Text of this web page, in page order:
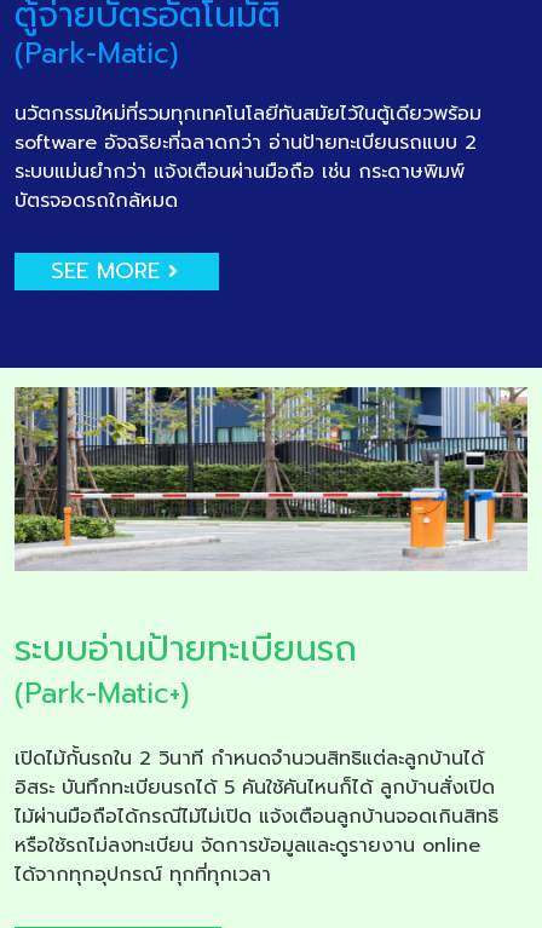
ตู้จ่ายบัตรอัตโนมัติ
(Park-Matic)
นวัตกรรมใหม่ที่รวมทุกเทคโนโลยีทันสมัยไว้ในตู้เดียวพร้อม
software อัจฉริยะที่ฉลาดกว่า อ่านป้ายทะเบียนรถแบบ 2
ระบบแม่นยำกว่า แจ้งเตือนผ่านมือถือ เช่น กระดาษพิมพ์
บัตรจอดรถใกล้หมด
SEE MORE
ระบบอ่านป้ายทะเบียนรถ
(Park-Matic+)
เปิดไม้กั้นรถใน 2 วินาที กำหนดจำนวนสิทธิแต่ละลูกบ้านได้
อิสระ บันทึกทะเบียนรถได้ 5 คันใช้คันไหนก็ได้ ลูกบ้านสั่งเปิด
ไม้ผ่านมือถือได้กรณีไม้ไม่เปิด แจ้งเตือนลูกบ้านจอดเกินสิทธิ
หรือใช้รถไม่ลงทะเบียน จัดการข้อมูลและดูรายงาน online
ได้จากทุกอุปกรณ์ ทุกที่ทุกเวลา